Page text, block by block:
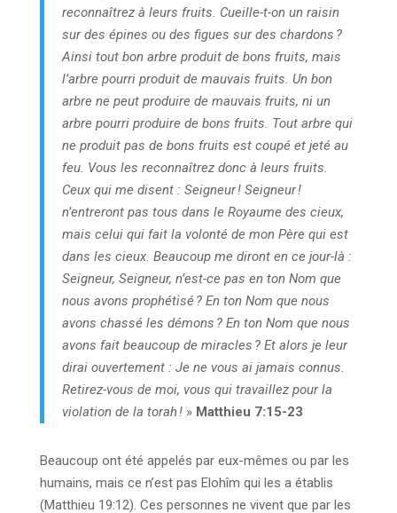
reconnaîtrez à leurs fruits. Cueille-t-on un raisin
sur des épines ou des figues sur des chardons ?
Ainsi tout bon arbre produit de bons fruits, mais
l’arbre pourri produit de mauvais fruits. Un bon
arbre ne peut produire de mauvais fruits, ni un
arbre pourri produire de bons fruits. Tout arbre qui
ne produit pas de bons fruits est coupé et jeté au
feu. Vous les reconnaîtrez donc à leurs fruits.
Ceux qui me disent : Seigneur ! Seigneur !
n’entreront pas tous dans le Royaume des cieux,
mais celui qui fait la volonté de mon Père qui est
dans les cieux. Beaucoup me diront en ce jour-là :
Seigneur, Seigneur, n’est-ce pas en ton Nom que
nous avons prophétisé ? En ton Nom que nous
avons chassé les démons ? En ton Nom que nous
avons fait beaucoup de miracles ? Et alors je leur
dirai ouvertement : Je ne vous ai jamais connus.
Retirez-vous de moi, vous qui travaillez pour la
violation de la torah ! » Matthieu 7:15-23
Beaucoup ont été appelés par eux-mêmes ou par les
humains, mais ce n’est pas Elohîm qui les a établis
(Matthieu 19:12). Ces personnes ne vivent que par les